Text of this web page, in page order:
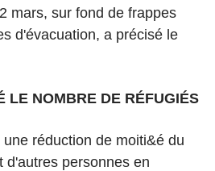
mars, sur fond de frappes
d'évacuation, a précisé le
LE NOMBRE DE RÉFUGIÉS
réduction de moiti&é du
d'autres personnes en